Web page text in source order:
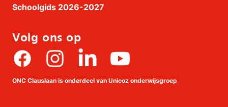
Schoolgids 2026-2027
Volg ons op
FacebookInstagram Youtube
ONC Clauslaan is onderdeel van Unicoz onderwijsgroep